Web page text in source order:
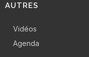
AUTRES
Vidéos
Agenda